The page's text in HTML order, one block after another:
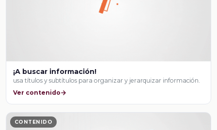
¡A buscar información!
usa títulos y subtítulos para organizar y jerarquizar información.
Ver contenido
CONTENIDO